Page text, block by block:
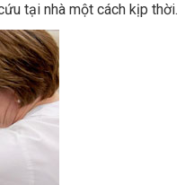
tại nhà một cách kịp thời.